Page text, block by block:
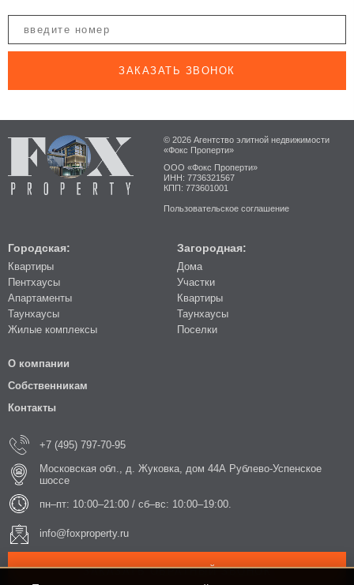
ЗАКАЗАТЬ ЗВОНОК
© 2026 Агентство элитной недвижимости
«Фокс Проперти»
ООО «Фокс Проперти»
ИНН: 7736321567
КПП: 773601001
Пользовательское соглашение
Городская:
Квартиры
Пентхаусы
Апартаменты
Таунхаусы
Жилые комплексы
Загородная:
Дома
Участки
Квартиры
Таунхаусы
Поселки
О компании
Собственникам
Контакты
+7 (495) 797-70-95
Московская обл., д. Жуковка, дом 44А Рублево-Успенское
шоссе
пн–пт: 10:00–21:00 / сб–вс: 10:00–19:00.
info@foxproperty.ru
ЗАКАЗАТЬ ОБРАТНЫЙ ЗВОНОК